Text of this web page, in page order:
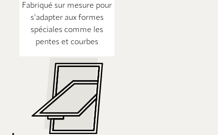
Fabriqué sur mesure pour
s’adapter aux formes
spéciales comme les
pentes et courbes